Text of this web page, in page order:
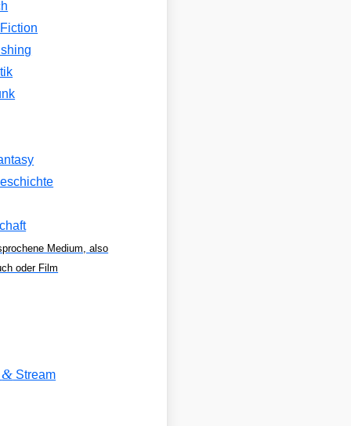
Medium, also
oder Film
& Stream